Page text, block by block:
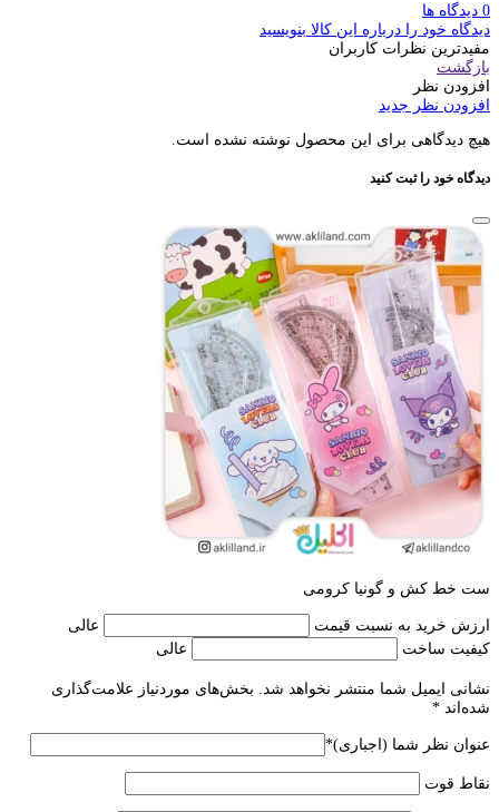
0 دیدگاه ها
دیدگاه خود را درباره این کالا بنویسید
مفیدترین نظرات کاربران
بازگشت
افزودن نظر
افزودن نظر جدید
هیچ دیدگاهی برای این محصول نوشته نشده است.
دیدگاه خود را ثبت کنید
ست خط کش و گونیا کرومی
ارزش خرید به نسبت قیمت
عالی
کیفیت ساخت
عالی
نشانی ایمیل شما منتشر نخواهد شد.
بخش‌های موردنیاز علامت‌گذاری
شده‌اند *
عنوان نظر شما (اجباری)*
نقاط قوت